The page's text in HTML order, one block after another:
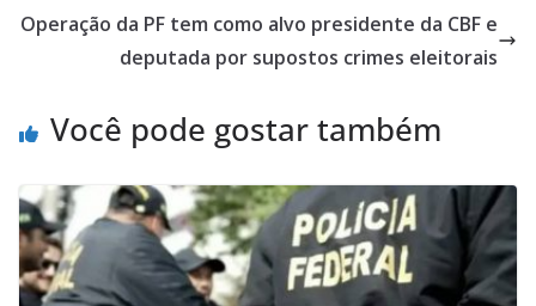
Operação da PF tem como alvo presidente da CBF e
deputada por supostos crimes eleitorais
Você pode gostar também